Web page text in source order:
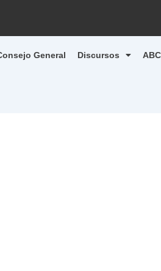
General Discursos